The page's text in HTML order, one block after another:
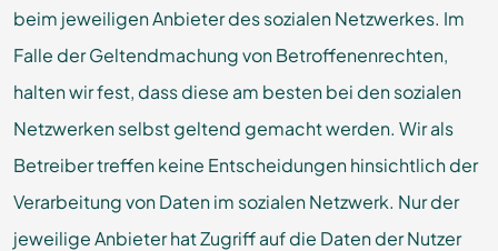
beim jeweiligen Anbieter des sozialen Netzwerkes. Im
Falle der Geltendmachung von Betroffenenrechten,
halten wir fest, dass diese am besten bei den sozialen
Netzwerken selbst geltend gemacht werden. Wir als
Betreiber treffen keine Entscheidungen hinsichtlich der
Verarbeitung von Daten im sozialen Netzwerk. Nur der
jeweilige Anbieter hat Zugriff auf die Daten der Nutzer